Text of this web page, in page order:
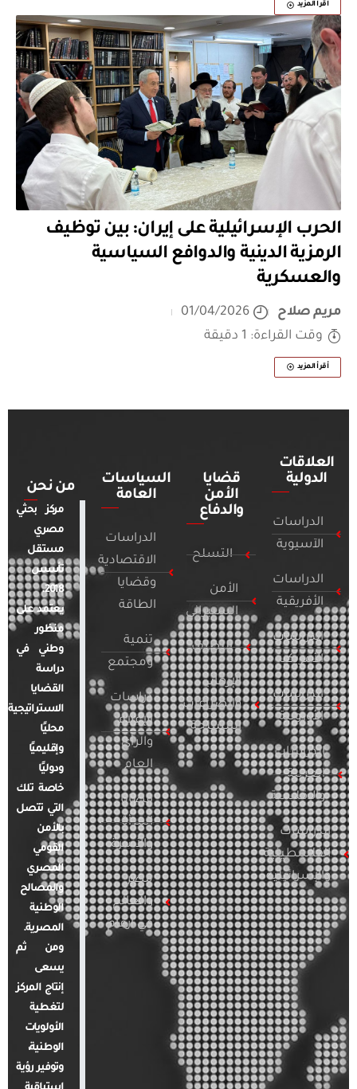
أقرأ المزيد
الحرب الإسرائيلية على إيران: بين توظيف
الرمزية الدينية والدوافع السياسية
والعسكرية
مريم صلاح
01/04/2026
وقت القراءة: 1 دقيقة
أقرأ المزيد
العلاقات
الدولية
الدراسات
الآسيوية
الدراسات
الأفريقية
الدراسات
الأمريكية
الدراسات
الأوروبية
الدراسات
العربية
والإقليمية
الدراسات
الفلسطينية
والإسرائيلية
قضايا
الأمن
والدفاع
التسلح
الأمن
السيبراني
التطرف
الإرهاب
والصراعات
المسلحة
السياسات
العامة
الدراسات
الاقتصادية
وقضايا
الطاقة
تنمية
ومجتمع
دراسات
الإعلام
والرأي
العام
قضايا
المرأة
والأسرة
مصر
والعالم
في أرقام
من نحن
مركز بحثي
مصري
مستقل
تأسس
2018.
يعتمد على
منظور
وطني في
دراسة
القضايا
الاستراتيجية
محليًا
وإقليميًا
ودوليًا
خاصة تلك
التي تتصل
بالأمن
القومي
المصري
والمصالح
الوطنية
المصرية.
ومن ثم
يسعى
إنتاج المركز
لتغطية
الأولويات
الوطنية،
وتوفير رؤية